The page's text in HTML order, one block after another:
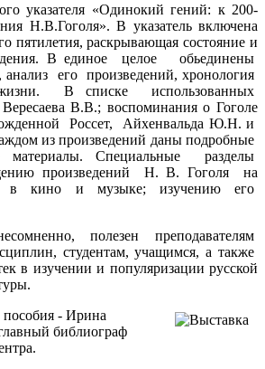
указателя «Одинокий гений: к 200-
Н.В.Гоголя». В указатель включена
пятилетия, раскрывающая состояние и
В единое целое обьединены
анализ его произведений, хронология
В списке использованных
В.В.; воспоминания о Гоголе
Россет, Айхенвальда Ю.Н. и
из произведений даны подробные
материалы. Специальные разделы
произведений Н. В. Гоголя на
в кино и музыке; изучению его
полезен преподавателям
студентам, учащимся, а также
в изучении и популяризации русской
пособия - Ирина
библиограф